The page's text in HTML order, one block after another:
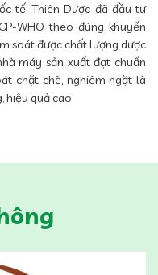
tế. Thiên Dược đã đầu tư
WHO theo đúng khuyến
soát được chất lượng dược
máy sản xuất đạt chuẩn
chặt chẽ, nghiêm ngặt là
hiệu quả cao.